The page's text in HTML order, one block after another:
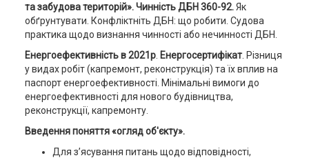
та забудова територій». Чинність ДБН 360-92.Як
обґрунтувати. Конфліктніть ДБН: що робити. Судова
практика щодо визнання чинності або нечинності ДБН.
Енергоефективність в 2021р. Енергосертифікат. Різниця
у видах робіт (капремонт, реконструкція) та їх вплив на
паспорт енергоефективності. Мінімальні вимоги до
енергоефективності для нового будівництва,
реконструкції, капремонту.
Введення поняття «огляд об'єкту».
Для з’ясування питань щодо відповідності,